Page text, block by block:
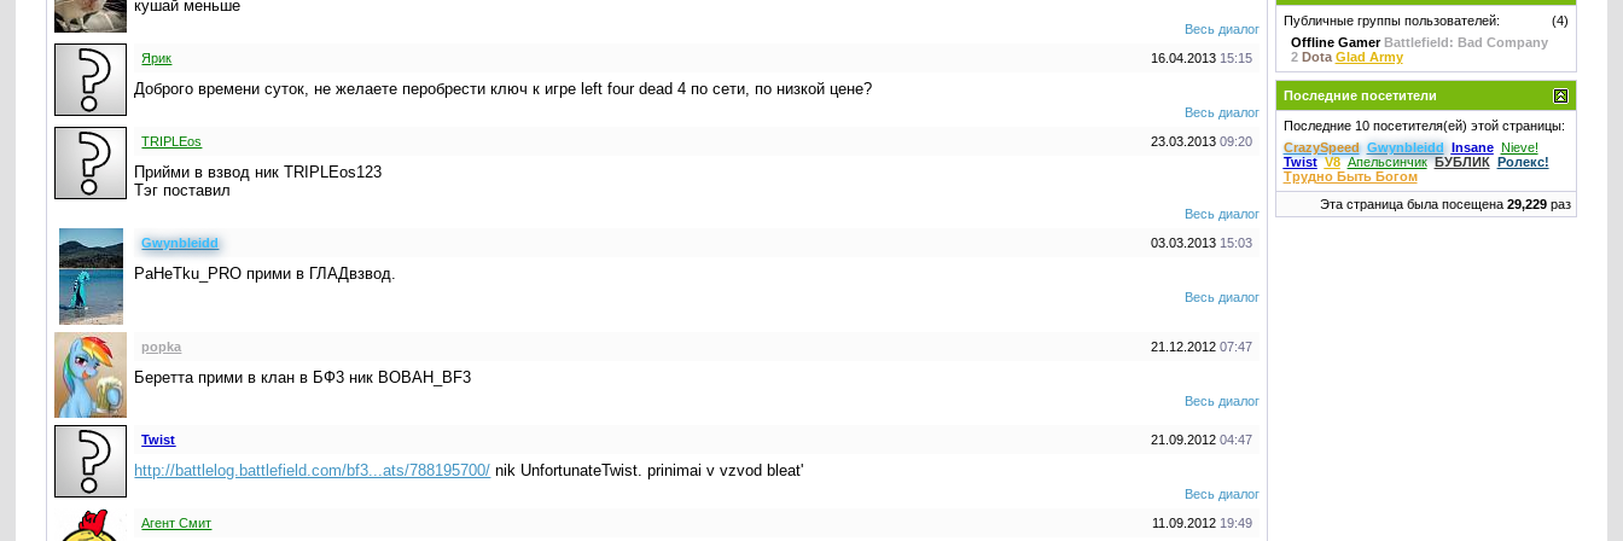
кушай меньше
Весь диалог
16.04.2013 15:15
Ярик
Доброго времени суток, не желаете перобрести ключ к игре left four dead 4 по сети, по низкой цене?
Весь диалог
23.03.2013 09:20
TRIPLEos
Прийми в взвод ник TRIPLEos123
Тэг поставил
Весь диалог
03.03.2013 15:03
Gwynbleidd
PaHeTku_PRO прими в ГЛАДвзвод.
Весь диалог
21.12.2012 07:47
popka
Беретта прими в клан в БФ3 ник BOBAH_BF3
Весь диалог
21.09.2012 04:47
Twist
http://battlelog.battlefield.com/bf3...ats/788195700/ nik UnfortunateTwist. prinimai v vzvod bleat'
Весь диалог
11.09.2012 19:49
Агент Смит
(4)
Публичные группы пользователей:
Offline Gamer Battlefield: Bad Company
2 Dota Glad Army
Последние посетители
Последние 10 посетителя(ей) этой страницы:
CrаzySpeed Gwynbleidd Insane Nieve!
Twist V8 Апельсинчик БУБЛИК Ролекс!
Трудно Быть Богом
Эта страница была посещена 29,229раз